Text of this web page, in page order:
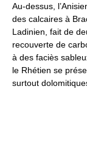
Au-dessus,
des calcaires à
Ladinien, fait de
recouverte de
à des faciès
le Rhétien se
surtout